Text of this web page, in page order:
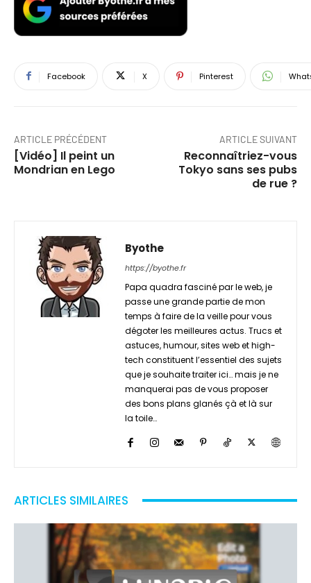
Facebook X Pinterest
ARTICLE PRÉCÉDENT
[Vidéo] Il peint un
Mondrian en Lego
ARTICLE SUIVANT
Reconnaîtriez-vous
Tokyo sans ses pubs
de rue ?
Byothe
https://byothe.fr
Papa quadra fasciné par le web, je
passe une grande partie de mon
temps à faire de la veille pour vous
dégoter les meilleures actus. Trucs et
astuces, humour, sites web et high-
tech constituent l’essentiel des sujets
que je souhaite traiter ici… mais je ne
manquerai pas de vous proposer
des bons plans glanés çà et là sur
la toile…
ARTICLES SIMILAIRES